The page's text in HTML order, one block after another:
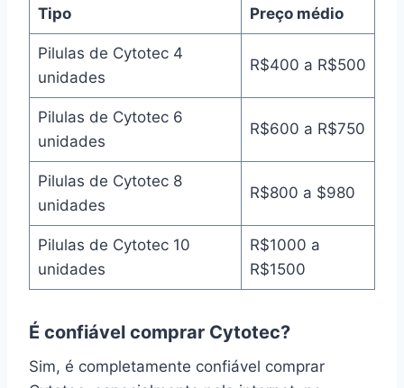
Tipo Preço médio
Pilulas de Cytotec 4
unidades
R$400 a R$500
Pilulas de Cytotec 6
unidades
R$600 a R$750
Pilulas de Cytotec 8
unidades
R$800 a $980
Pilulas de Cytotec 10
unidades
R$1000 a
R$1500
É confiável comprar Cytotec?
Sim, é completamente confiável comprar